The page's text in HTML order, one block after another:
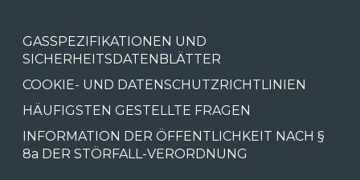
GASSPEZIFIKATIONEN UND
SICHERHEITSDATENBLÄTTER
COOKIE- UND DATENSCHUTZRICHTLINIEN
HÄUFIGSTEN GESTELLTE FRAGEN
INFORMATION DER ÖFFENTLICHKEIT NACH §
8a DER STÖRFALL-VERORDNUNG